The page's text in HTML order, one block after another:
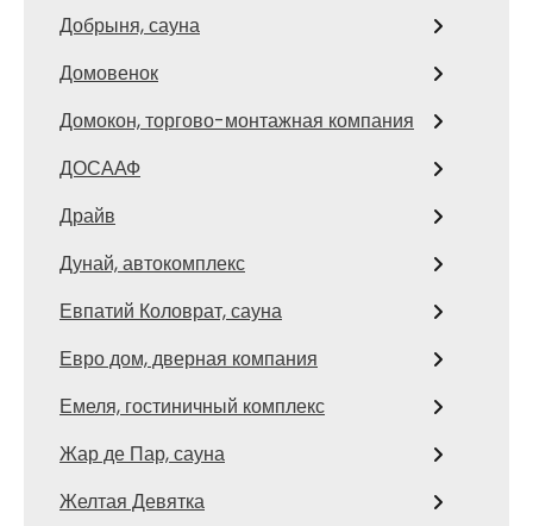
Добрыня, сауна
Домовенок
Домокон, торгово-монтажная компания
ДОСААФ
Драйв
Дунай, автокомплекс
Евпатий Коловрат, сауна
Евро дом, дверная компания
Емеля, гостиничный комплекс
Жар де Пар, сауна
Желтая Девятка